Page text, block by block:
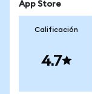
App Store
Calificación
4.7